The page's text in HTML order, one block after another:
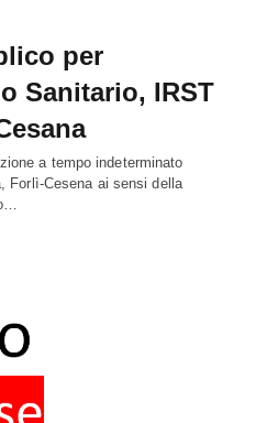
per
Sanitario, IRST
a tempo indeterminato
Forlì-Cesena ai sensi della